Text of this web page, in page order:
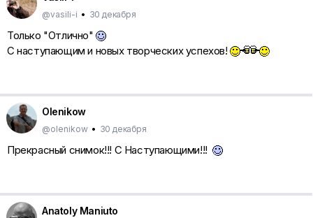
@vasili-i • 30 декабря
Только "Отлично"
С наступающим и новых творческих успехов!
Olenikow
@olenikow • 30 декабря
Прекрасный снимок!!! С Наступающими!!!
Anatoly Maniuto